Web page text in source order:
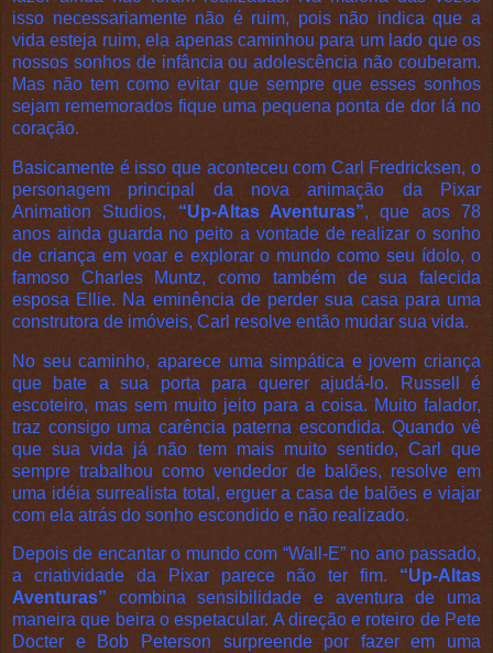
isso necessariamente não é ruim, pois não indica que a
vida esteja ruim, ela apenas caminhou para um lado que os
nossos sonhos de infância ou adolescência não couberam.
Mas não tem como evitar que sempre que esses sonhos
sejam rememorados fique uma pequena ponta de dor lá no
coração.
Basicamente é isso que aconteceu com Carl Fredricksen, o
personagem principal da nova animação da Pixar
Animation Studios, “Up-Altas Aventuras”, que aos 78
anos ainda guarda no peito a vontade de realizar o sonho
de criança em voar e explorar o mundo como seu ídolo, o
famoso Charles Muntz, como também de sua falecida
esposa Ellie. Na eminência de perder sua casa para uma
construtora de imóveis, Carl resolve então mudar sua vida.
No seu caminho, aparece uma simpática e jovem criança
que bate a sua porta para querer ajudá-lo. Russell é
escoteiro, mas sem muito jeito para a coisa. Muito falador,
traz consigo uma carência paterna escondida. Quando vê
que sua vida já não tem mais muito sentido, Carl que
sempre trabalhou como vendedor de balões, resolve em
uma idéia surrealista total, erguer a casa de balões e viajar
com ela atrás do sonho escondido e não realizado.
Depois de encantar o mundo com “Wall-E” no ano passado,
a criatividade da Pixar parece não ter fim. “Up-Altas
Aventuras” combina sensibilidade e aventura de uma
maneira que beira o espetacular. A direção e roteiro de Pete
Docter e Bob Peterson surpreende por fazer em uma